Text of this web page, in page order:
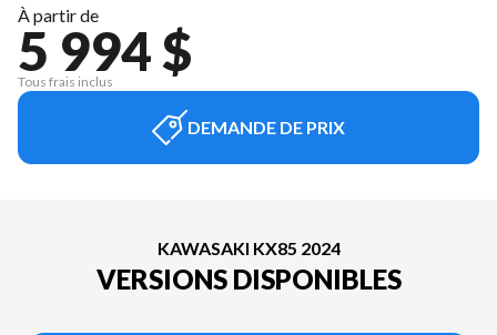
À partir de
5 994 $
Tous frais inclus
DEMANDE DE PRIX
KAWASAKI KX85 2024
VERSIONS DISPONIBLES